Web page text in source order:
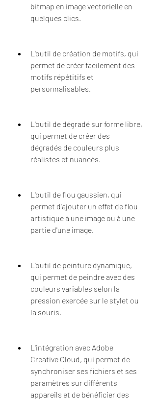
bitmap en image vectorielle en
quelques clics.
L'outil de création de motifs, qui
permet de créer facilement des
motifs répétitifs et
personnalisables.
L'outil de dégradé sur forme libre,
qui permet de créer des
dégradés de couleurs plus
réalistes et nuancés.
L'outil de flou gaussien, qui
permet d'ajouter un effet de flou
artistique à une image ou à une
partie d'une image.
L'outil de peinture dynamique,
qui permet de peindre avec des
couleurs variables selon la
pression exercée sur le stylet ou
la souris.
L'intégration avec Adobe
Creative Cloud, qui permet de
synchroniser ses fichiers et ses
paramètres sur différents
appareils et de bénéficier des